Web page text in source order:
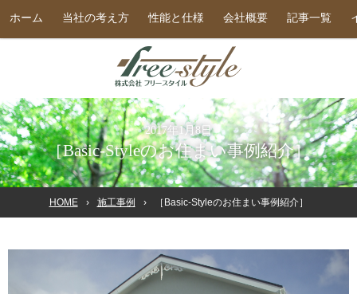
ホーム 当社の考え方 性能と仕様 会社概要 記事一覧
2017年1月8日
［Basic-Styleのお住まい事例紹介］
HOME 施工事例 ［Basic-Styleのお住まい事例紹介］